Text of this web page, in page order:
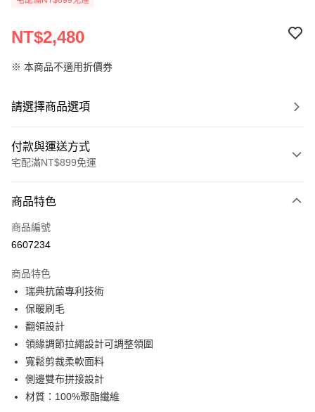
NT$2,480
※ 本商品不適用折價券
請選擇商品選項
付款與運送方式
宅配滿NT$899免運
信用卡一次付款
LINE Pay
悠遊付
Google Pay
運送方式
每筆NT$90，滿NT$899(含以上)免運費
商品特色
商品編號
6607234
商品特色
瑞典抗菌專利技術
保暖刷毛
翻領設計
領緣調節拉繩設計可調整領圍
寬鬆剪裁柔軟面料
側邊雙布拼接設計
材質：100%聚酯纖維